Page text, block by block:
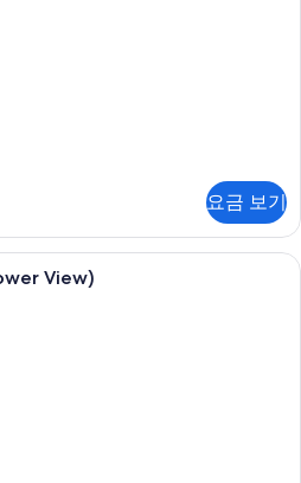
요금 보기
고급 침구, 오리/거위털 이불, 필로우탑
View)